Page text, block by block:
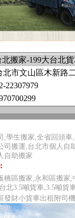
北搬家-199大台
北市文山區木新路
22307979
,學生搬家,全省回頭
司搬運,台北市個人自
自助搬家
橋區搬家,永和區搬家
北3.5噸貨車,3.5噸
發財小貨車出租附司機